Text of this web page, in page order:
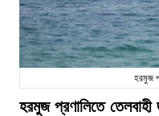
হরমুজ
হরমুজ প্রণালিতে তেলবাহী